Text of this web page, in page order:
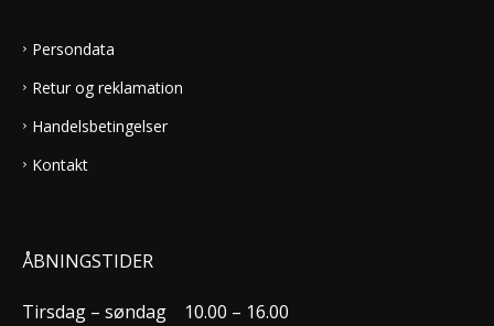
Persondata
Retur og reklamation
Handelsbetingelser
Kontakt
ÅBNINGSTIDER
Tirsdag – søndag
10.00 – 16.00